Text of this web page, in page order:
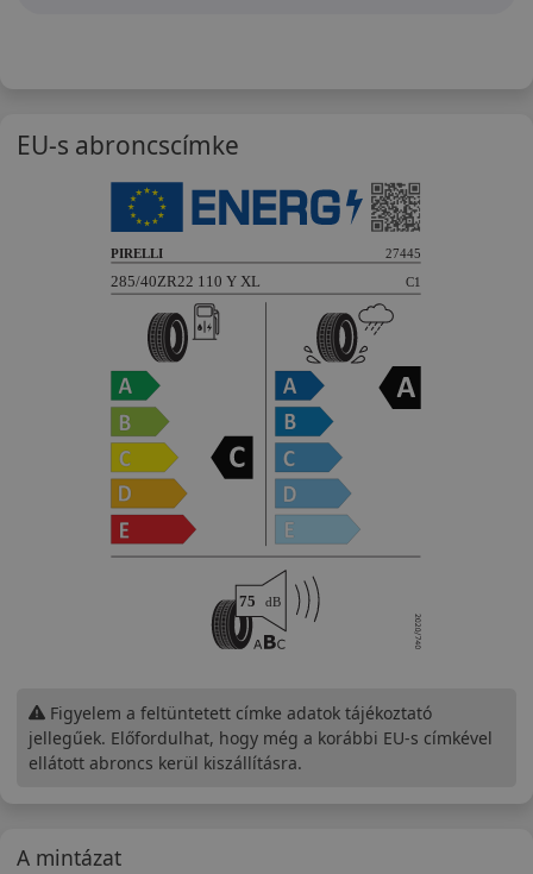
A mintázat
EU-s abroncscímke
Figyelem a feltüntetett címke adatok tájékoztató
jellegűek. Előfordulhat, hogy még a korábbi EU-s címkével
ellátott abroncs kerül kiszállításra.